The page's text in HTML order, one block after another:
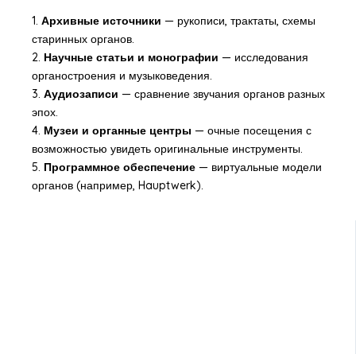
1. Архивные источники — рукописи, трактаты, схемы
старинных органов.
2. Научные статьи и монографии — исследования
органостроения и музыковедения.
3. Аудиозаписи — сравнение звучания органов разных
эпох.
4. Музеи и органные центры — очные посещения с
возможностью увидеть оригинальные инструменты.
5. Программное обеспечение— виртуальные модели
органов (например, Hauptwerk).